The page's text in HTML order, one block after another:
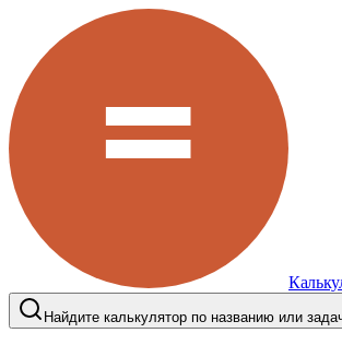
Найдите калькулятор по названию или